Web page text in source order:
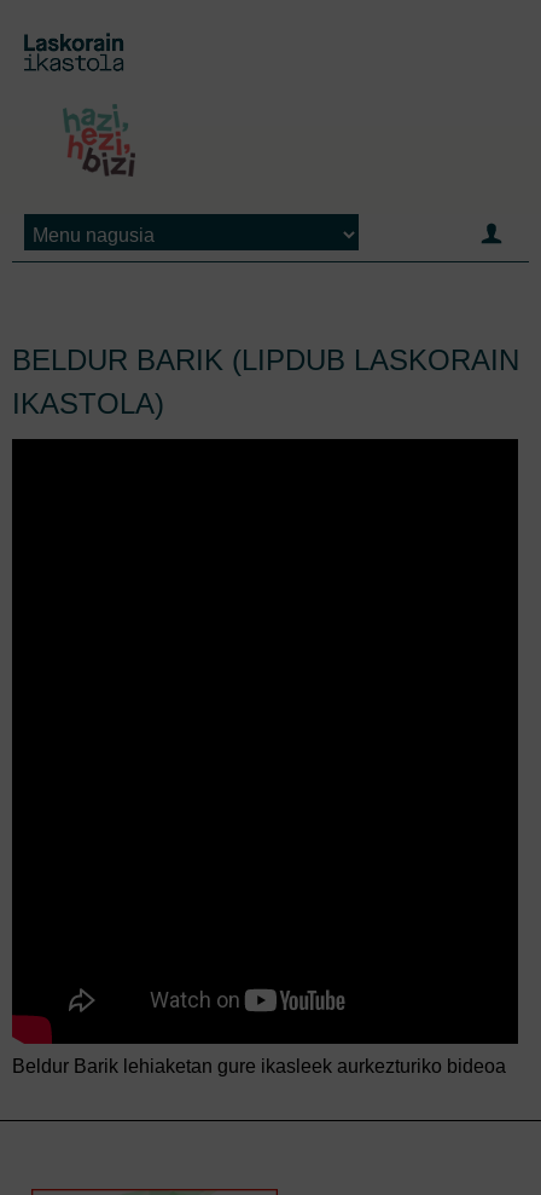
BELDUR BARIK (LIPDUB LASKORAIN
IKASTOLA)
Beldur Barik lehiaketan gure ikasleek aurkezturiko bideoa